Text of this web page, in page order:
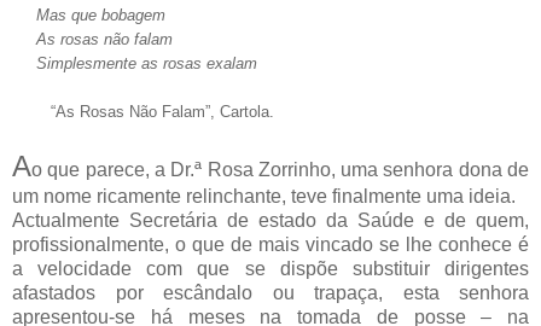
Mas que bobagem
As rosas não falam
Simplesmente as rosas exalam
“As Rosas Não Falam”, Cartola.
Ao que parece, a Dr.ª Rosa Zorrinho, uma senhora dona de
um nome ricamente relinchante, teve finalmente uma ideia.
Actualmente Secretária de estado da Saúde e de quem,
profissionalmente, o que de mais vincado se lhe conhece é
a velocidade com que se dispõe substituir dirigentes
afastados por escândalo ou trapaça, esta senhora
apresentou-se há meses na tomada de posse – na